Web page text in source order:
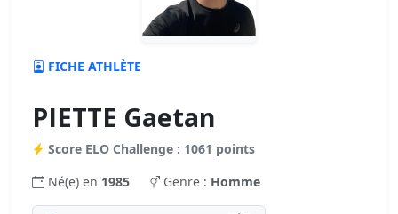
FICHE ATHLÈTE
PIETTE Gaetan
Score ELO Challenge : 1061 points
Né(e) en 1985 Genre : Homme